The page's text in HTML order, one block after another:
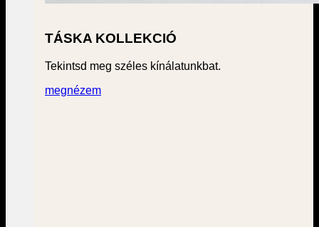
TÁSKA KOLLEKCIÓ
Tekintsd meg széles kínálatunkbat.
megnézem